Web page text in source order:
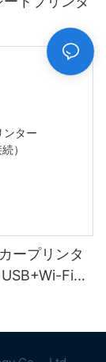
ープリンタ
Fi接